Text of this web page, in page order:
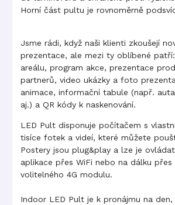
Horní část pultu je rovnoměrně
Jsme rádi, když naši klienti zkoušejí
prezentace, ale mezi ty oblíbené
areálu, program akce, prezentace
partnerů, video ukázky a foto
animace, informační tabule (např.
aj.) a QR kódy k naskenování.
LED Pult disponuje počítačem s
tisíce fotek a videí, které můžete
Postery jsou plug&play a lze je
aplikace přes WiFi nebo na dálku
volitelného 4G modulu.
Indoor LED Pult je k pronájmu na